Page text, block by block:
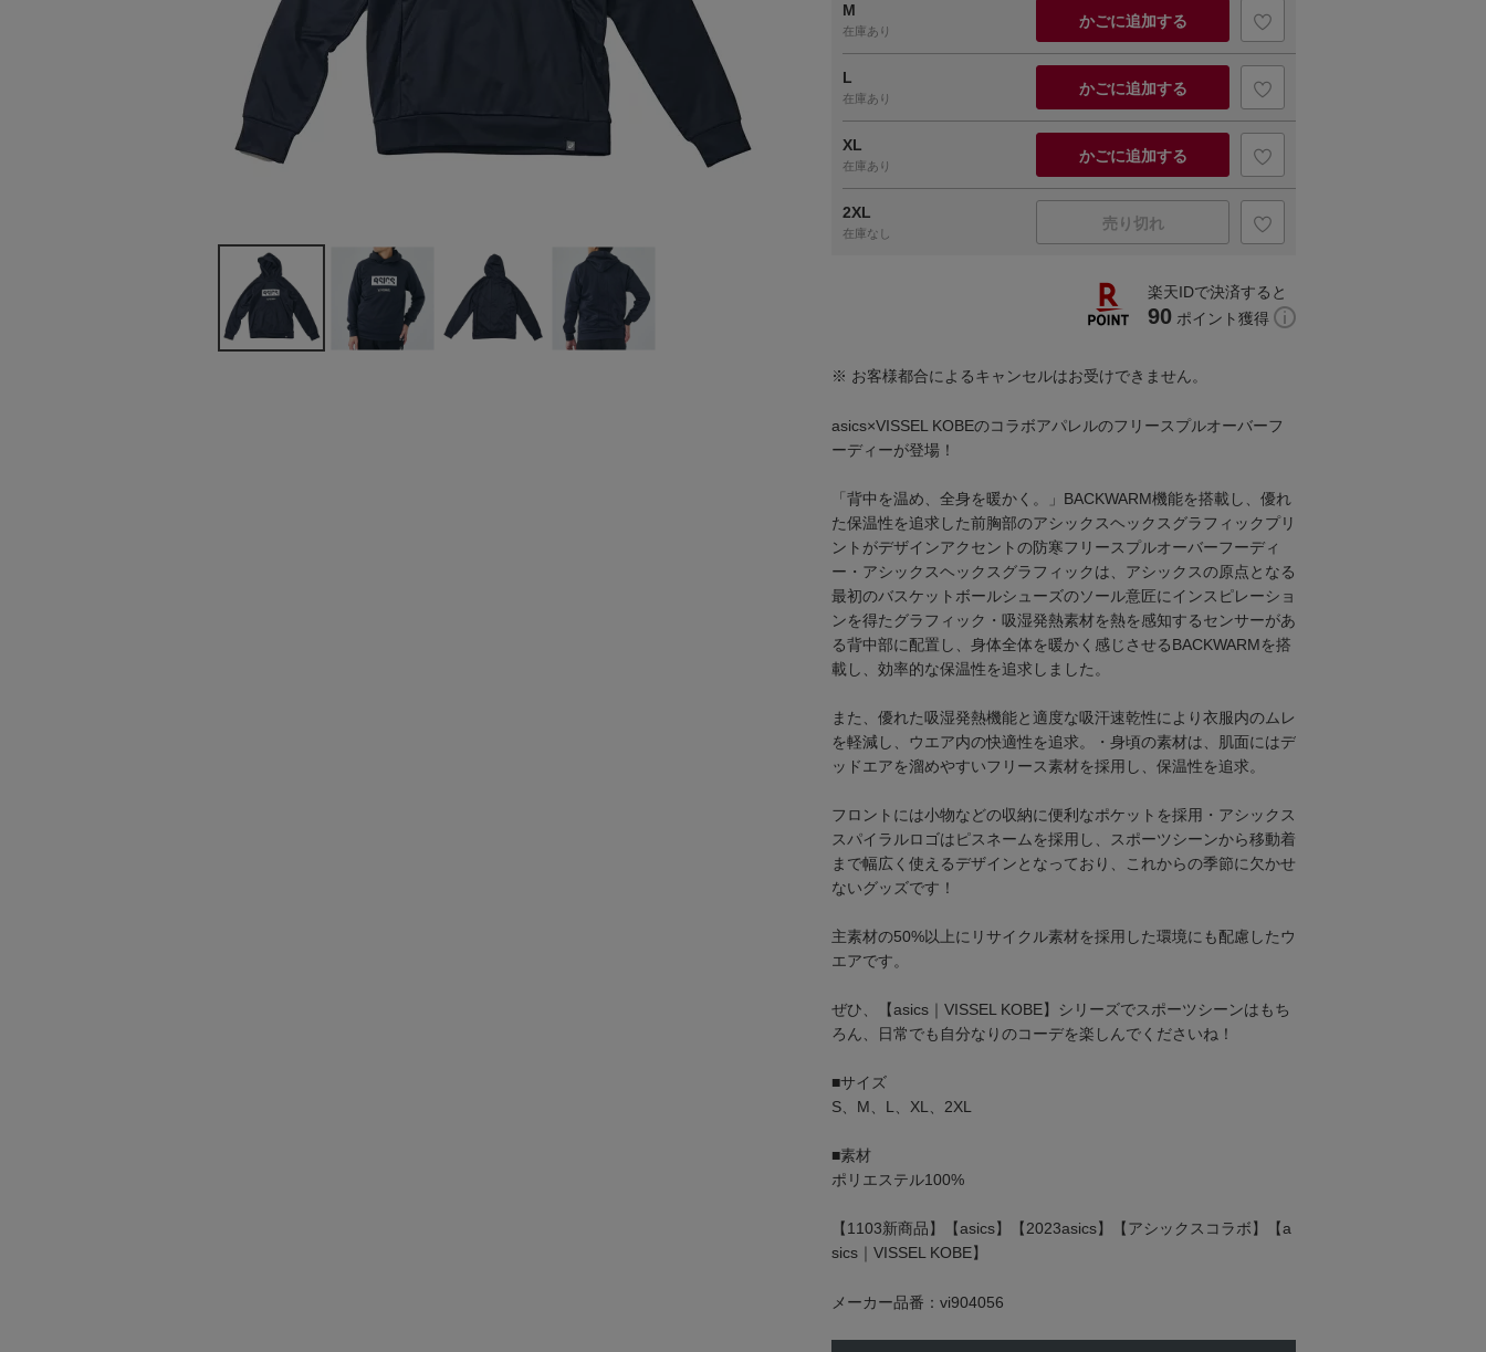
M
在庫あり
かごに追加する
L
在庫あり
かごに追加する
XL
在庫あり
かごに追加する
2XL
在庫なし
売り切れ
楽天IDで決済すると
90 ポイント獲得
※ お客様都合によるキャンセルはお受けできません。
asics×VISSEL KOBEのコラボアパレルのフリースプルオーバーフ
ーディーが登場！
「背中を温め、全身を暖かく。」BACKWARM機能を搭載し、優れ
た保温性を追求した前胸部のアシックスヘックスグラフィックプリ
ントがデザインアクセントの防寒フリースプルオーバーフーディ
ー・アシックスヘックスグラフィックは、アシックスの原点となる
最初のバスケットボールシューズのソール意匠にインスピレーショ
ンを得たグラフィック・吸湿発熱素材を熱を感知するセンサーがあ
る背中部に配置し、身体全体を暖かく感じさせるBACKWARMを搭
載し、効率的な保温性を追求しました。
また、優れた吸湿発熱機能と適度な吸汗速乾性により衣服内のムレ
を軽減し、ウエア内の快適性を追求。・身頃の素材は、肌面にはデ
ッドエアを溜めやすいフリース素材を採用し、保温性を追求。
フロントには小物などの収納に便利なポケットを採用・アシックス
スパイラルロゴはピスネームを採用し、スポーツシーンから移動着
まで幅広く使えるデザインとなっており、これからの季節に欠かせ
ないグッズです！
主素材の50%以上にリサイクル素材を採用した環境にも配慮したウ
エアです。
ぜひ、【asics｜VISSEL KOBE】シリーズでスポーツシーンはもち
ろん、日常でも自分なりのコーデを楽しんでくださいね！
■サイズ
S、M、L、XL、2XL
■素材
ポリエステル100%
【1103新商品】【asics】【2023asics】【アシックスコラボ】【a
sics｜VISSEL KOBE】
メーカー品番：vi904056